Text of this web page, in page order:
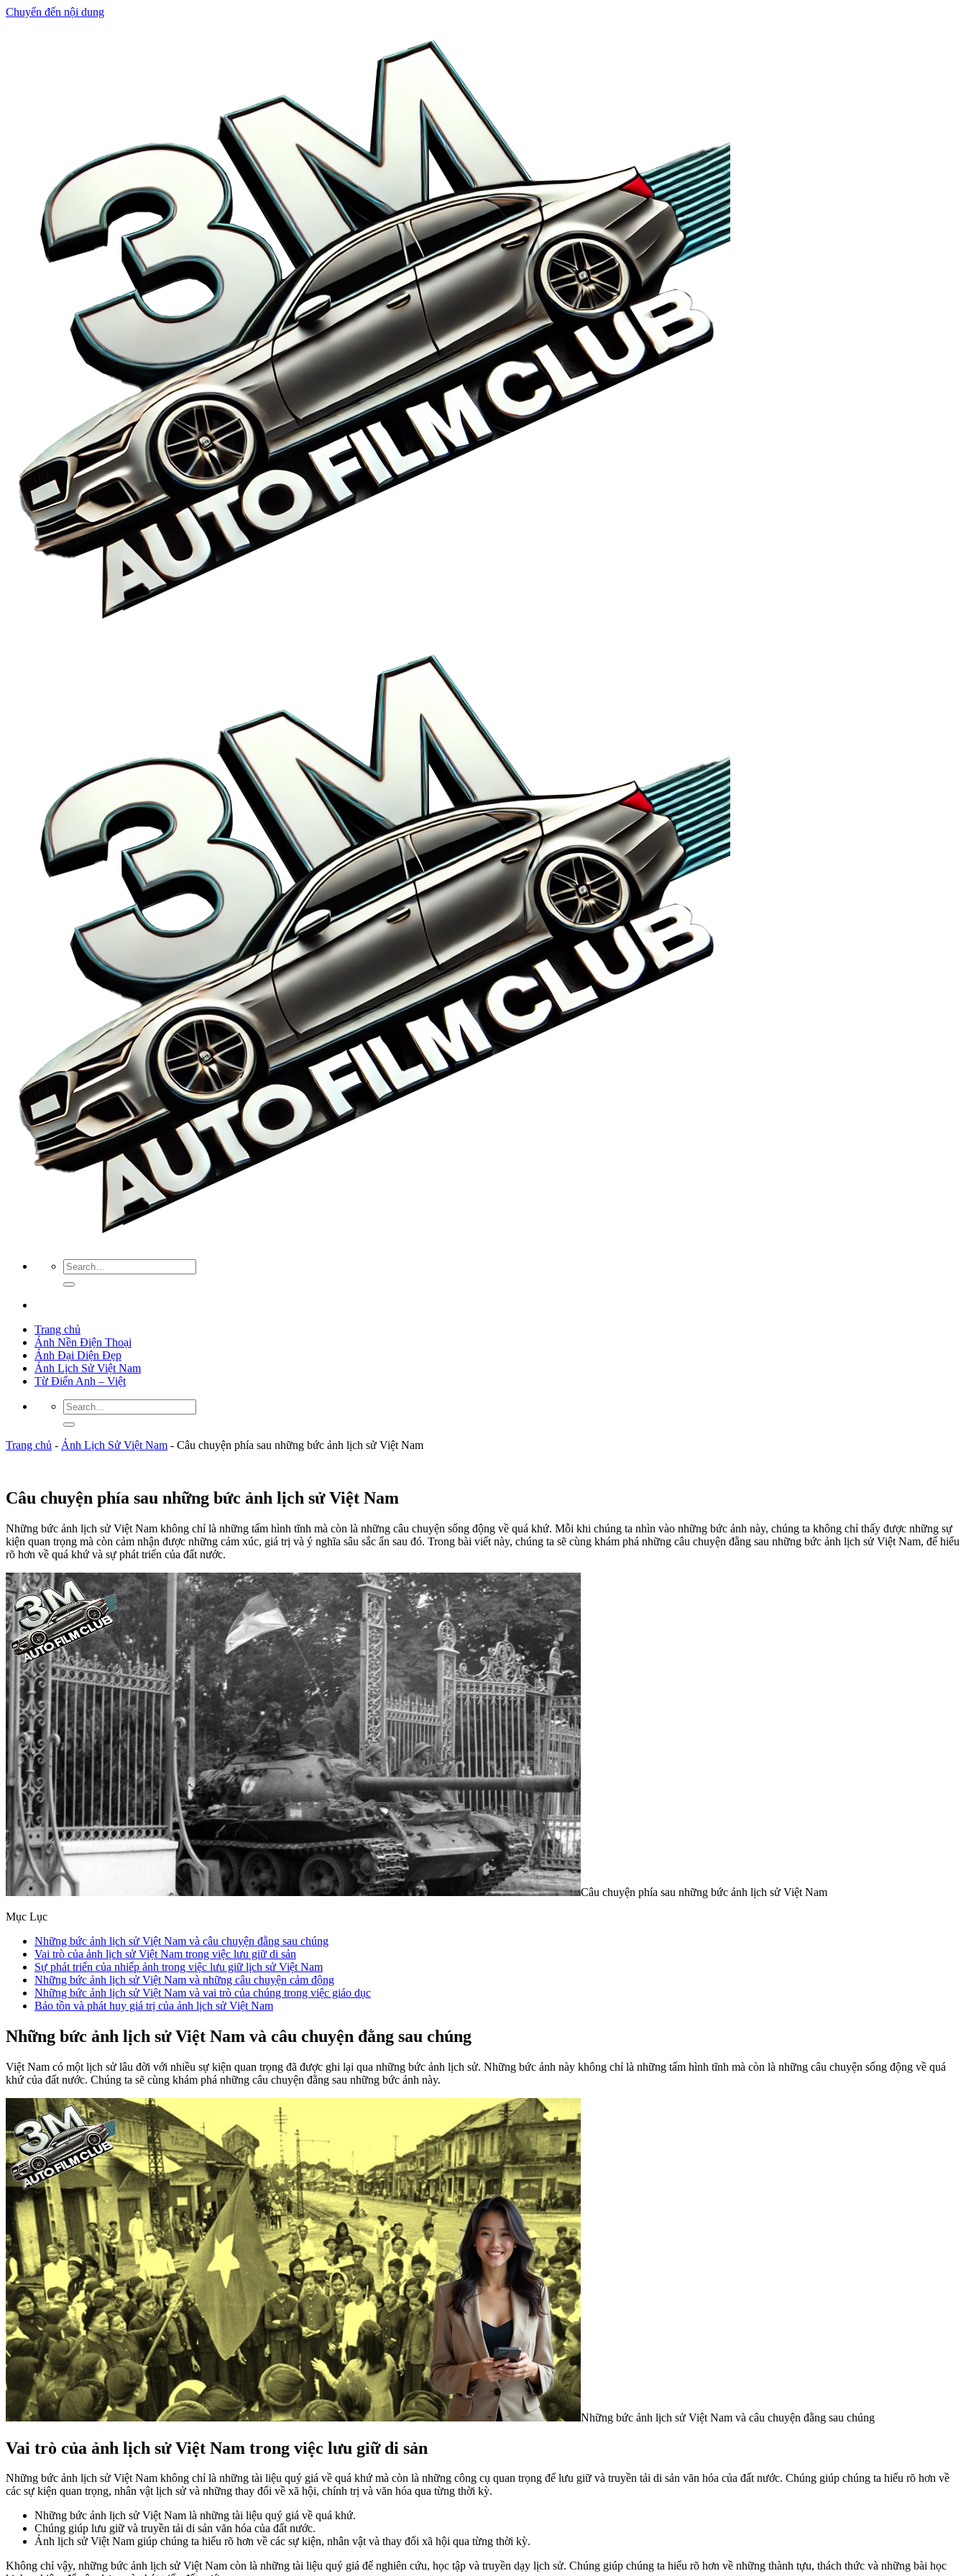
Chuyển đến nội dung
Trang chủ
Ảnh Nền Điện Thoại
Ảnh Đại Diện Đẹp
Ảnh Lịch Sử Việt Nam
Từ Điển Anh – Việt
Trang chủ - Ảnh Lịch Sử Việt Nam - Câu chuyện phía sau những bức ảnh lịch sử Việt Nam
Câu chuyện phía sau những bức ảnh lịch sử Việt Nam
Những bức ảnh lịch sử Việt Nam không chỉ là những tấm hình tĩnh mà còn là những câu chuyện sống động về quá khứ. Mỗi khi chúng ta nhìn vào những bức ảnh này, chúng ta không chỉ thấy được những sự
kiện quan trọng mà còn cảm nhận được những cảm xúc, giá trị và ý nghĩa sâu sắc ẩn sau đó. Trong bài viết này, chúng ta sẽ cùng khám phá những câu chuyện đằng sau những bức ảnh lịch sử Việt Nam, để hiểu
rõ hơn về quá khứ và sự phát triển của đất nước.
Câu chuyện phía sau những bức ảnh lịch sử Việt Nam
Mục Lục
Những bức ảnh lịch sử Việt Nam và câu chuyện đằng sau chúng
Vai trò của ảnh lịch sử Việt Nam trong việc lưu giữ di sản
Sự phát triển của nhiếp ảnh trong việc lưu giữ lịch sử Việt Nam
Những bức ảnh lịch sử Việt Nam và những câu chuyện cảm động
Những bức ảnh lịch sử Việt Nam và vai trò của chúng trong việc giáo dục
Bảo tồn và phát huy giá trị của ảnh lịch sử Việt Nam
Những bức ảnh lịch sử Việt Nam và câu chuyện đằng sau chúng
Việt Nam có một lịch sử lâu đời với nhiều sự kiện quan trọng đã được ghi lại qua những bức ảnh lịch sử. Những bức ảnh này không chỉ là những tấm hình tĩnh mà còn là những câu chuyện sống động về quá
khứ của đất nước. Chúng ta sẽ cùng khám phá những câu chuyện đằng sau những bức ảnh này.
Những bức ảnh lịch sử Việt Nam và câu chuyện đằng sau chúng
Vai trò của ảnh lịch sử Việt Nam trong việc lưu giữ di sản
Những bức ảnh lịch sử Việt Nam không chỉ là những tài liệu quý giá về quá khứ mà còn là những công cụ quan trọng để lưu giữ và truyền tải di sản văn hóa của đất nước. Chúng giúp chúng ta hiểu rõ hơn về
các sự kiện quan trọng, nhân vật lịch sử và những thay đổi về xã hội, chính trị và văn hóa qua từng thời kỳ.
Những bức ảnh lịch sử Việt Nam là những tài liệu quý giá về quá khứ.
Chúng giúp lưu giữ và truyền tải di sản văn hóa của đất nước.
Ảnh lịch sử Việt Nam giúp chúng ta hiểu rõ hơn về các sự kiện, nhân vật và thay đổi xã hội qua từng thời kỳ.
Không chỉ vậy, những bức ảnh lịch sử Việt Nam còn là những tài liệu quý giá để nghiên cứu, học tập và truyền dạy lịch sử. Chúng giúp chúng ta hiểu rõ hơn về những thành tựu, thách thức và những bài học